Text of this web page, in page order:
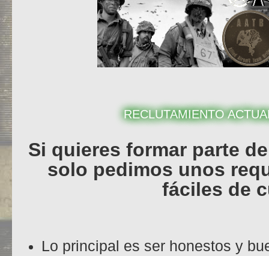
RECLUTAMIENTO
Si quieres formar parte
solo pedimos unos
fáciles de
Lo principal es ser honestos y